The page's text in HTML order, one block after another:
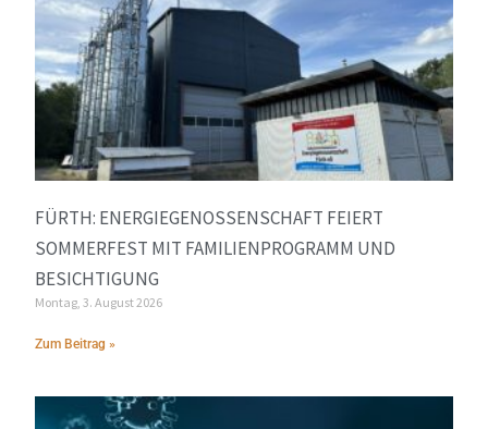
FÜRTH: ENERGIEGENOSSENSCHAFT FEIERT
SOMMERFEST MIT FAMILIENPROGRAMM UND
BESICHTIGUNG
Montag, 3. August 2026
Zum Beitrag »